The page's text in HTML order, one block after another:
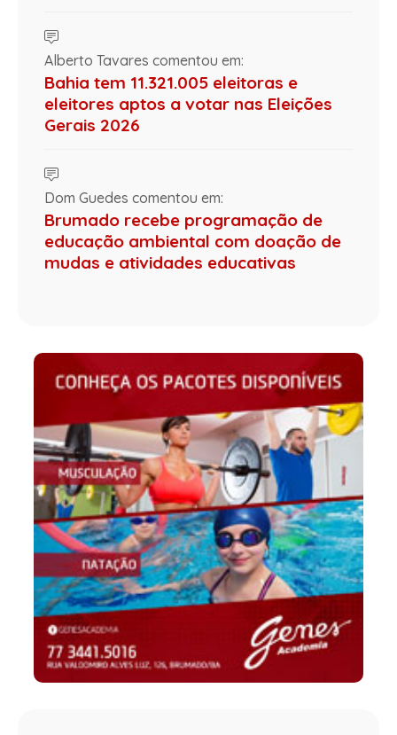
Alberto Tavares comentou em:
Bahia tem 11.321.005 eleitoras e
eleitores aptos a votar nas Eleições
Gerais 2026
Dom Guedes comentou em:
Brumado recebe programação de
educação ambiental com doação de
mudas e atividades educativas